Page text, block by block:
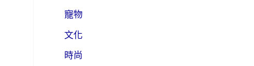
寵物
文化
時尚